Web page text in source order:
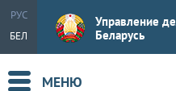
РУС
БЕЛ
Управление
Беларусь
МЕНЮ